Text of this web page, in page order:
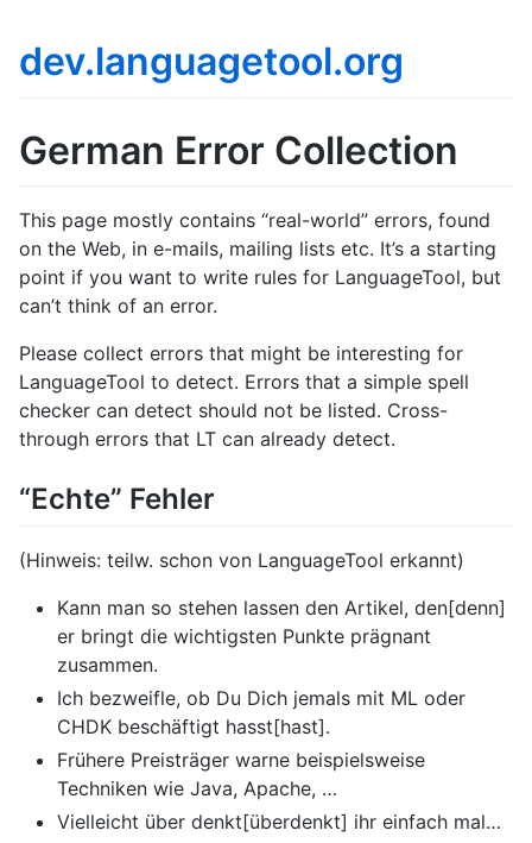
dev.languagetool.org
German Error Collection
This page mostly contains “real-world” errors, found
on the Web, in e-mails, mailing lists etc. It’s a starting
point if you want to write rules for LanguageTool, but
can’t think of an error.
Please collect errors that might be interesting for
LanguageTool to detect. Errors that a simple spell
checker can detect should not be listed. Cross-
through errors that LT can already detect.
“Echte” Fehler
(Hinweis: teilw. schon von LanguageTool erkannt)
Kann man so stehen lassen den Artikel, den[denn]
er bringt die wichtigsten Punkte prägnant
zusammen.
Ich bezweifle, ob Du Dich jemals mit ML oder
CHDK beschäftigt hasst[hast].
Frühere Preisträger warne beispielsweise
Techniken wie Java, Apache, …
Vielleicht über denkt[überdenkt] ihr einfach mal…